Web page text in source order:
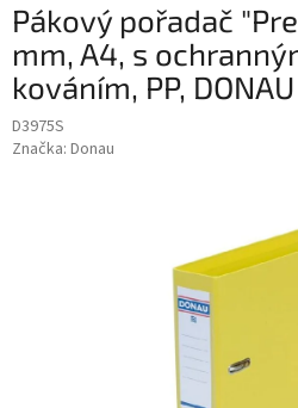
Pákový pořadač
mm, A4, s
kováním, PP, DONAU
D3975S
Značka: Donau